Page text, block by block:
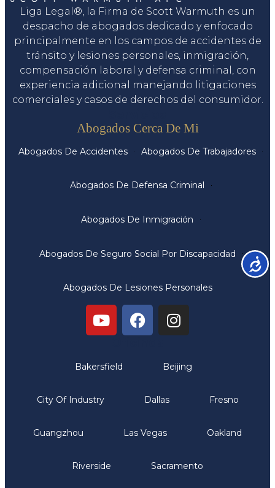
Liga Legal®, la Firma de Scott Warmuth es un
despacho de abogados dedicado y enfocado
principalmente en los campos de accidentes de
tránsito y lesiones personales, inmigración,
compensación laboral y defensa criminal, con
experiencia adicional manejando litigaciones
comerciales y casos de derechos del consumidor.
Abogados Cerca De Mi
Abogados De Accidentes Abogados De Trabajadores
Abogados De Defensa Criminal
Abogados De Inmigración
Abogados De Seguro Social Por Discapacidad
Abogados De Lesiones Personales
Bakersfield Beijing
City Of Industry Dallas Fresno
Guangzhou Las Vegas Oakland
Riverside Sacramento